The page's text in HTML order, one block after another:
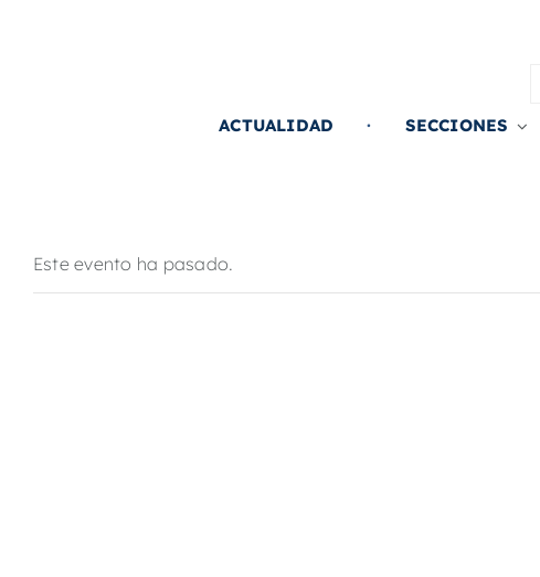
ACTUALIDAD
SECCIONES
Este evento ha pasado.